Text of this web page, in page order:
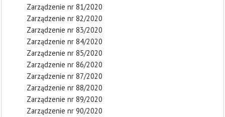
Zarządzenie nr 81/2020
Zarządzenie nr 82/2020
Zarządzenie nr 83/2020
Zarządzenie nr 84/2020
Zarządzenie nr 85/2020
Zarządzenie nr 86/2020
Zarządzenie nr 87/2020
Zarządzenie nr 88/2020
Zarządzenie nr 89/2020
Zarządzenie nr 90/2020